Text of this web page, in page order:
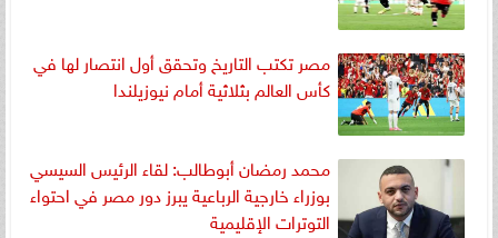
مصر تكتب التاريخ وتحقق أول انتصار لها في
كأس العالم بثلاثية أمام نيوزيلندا
محمد رمضان أبوطالب: لقاء الرئيس السيسي
بوزراء خارجية الرباعية يبرز دور مصر في احتواء
التوترات الإقليمية